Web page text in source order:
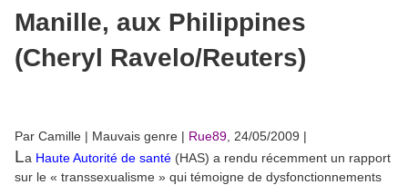
Par Camille | Mauvais genre | Rue89 , 24/05/2009 |
La Haute Autorité de santé (HAS) a rendu récemment un rapport
sur le « transsexualisme » qui témoigne de dysfonctionnements